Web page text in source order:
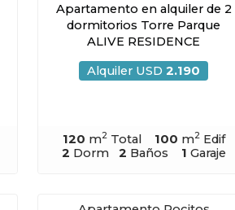
Apartamento en alquiler de 2
dormitorios Torre Parque
ALIVE RESIDENCE
Alquiler USD 2.190
120 m2Total 100 m2Edif
2 Dorm 2 Baños 1 Garaje